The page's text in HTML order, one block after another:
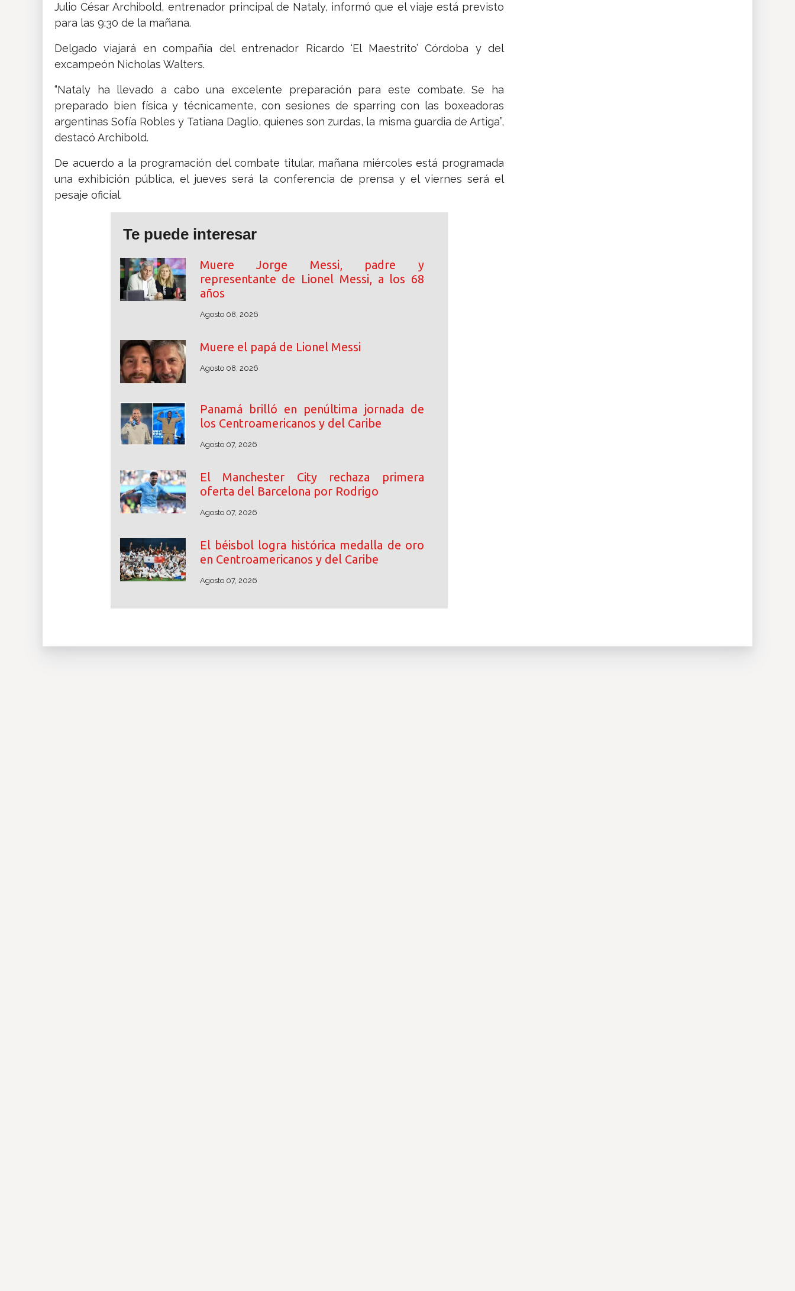
Julio César Archibold, entrenador principal de Nataly, informó que el viaje está previsto
para las 9:30 de la mañana.
Delgado viajará en compañía del entrenador Ricardo ‘El Maestrito’ Córdoba y del
excampeón Nicholas Walters.
“Nataly ha llevado a cabo una excelente preparación para este combate. Se ha
preparado bien física y técnicamente, con sesiones de sparring con las boxeadoras
argentinas Sofía Robles y Tatiana Daglio, quienes son zurdas, la misma guardia de Artiga”,
destacó Archibold.
De acuerdo a la programación del combate titular, mañana miércoles está programada
una exhibición pública, el jueves será la conferencia de prensa y el viernes será el
pesaje oficial.
Te puede interesar
Muere Jorge Messi, padre y
representante de Lionel Messi, a los 68
años
Agosto 08, 2026
Muere el papá de Lionel Messi
Agosto 08, 2026
Panamá brilló en penúltima jornada de
los Centroamericanos y del Caribe
Agosto 07, 2026
El Manchester City rechaza primera
oferta del Barcelona por Rodrigo
Agosto 07, 2026
El béisbol logra histórica medalla de oro
en Centroamericanos y del Caribe
Agosto 07, 2026